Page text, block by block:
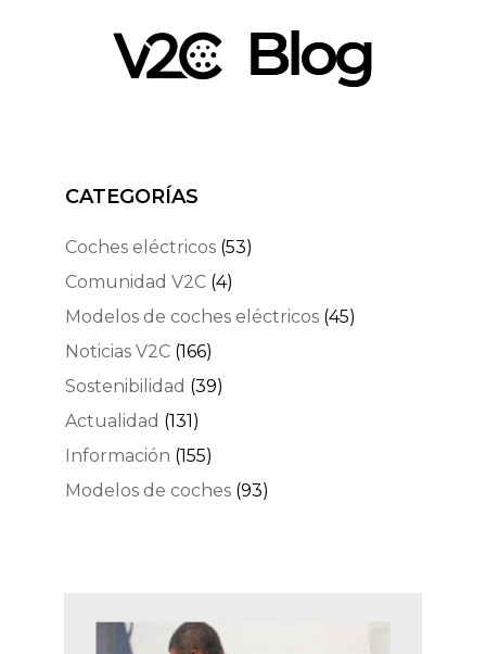
CATEGORÍAS
Coches eléctricos (53)
Comunidad V2C (4)
Modelos de coches eléctricos (45)
Noticias V2C (166)
Sostenibilidad (39)
Actualidad (131)
Información (155)
Modelos de coches (93)